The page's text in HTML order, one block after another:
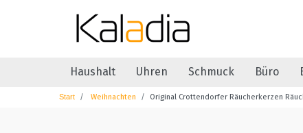
Haushalt Uhren Schmuck Büro
Weihnachten Original Crottendorfer Räucherkerzen